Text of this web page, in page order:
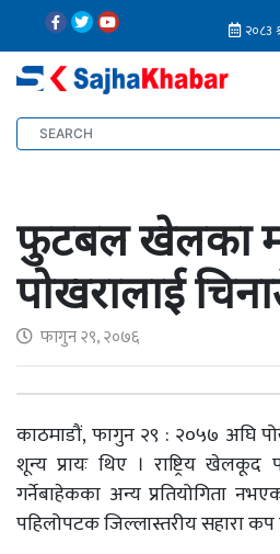
फुटबल खेलका
पोखरालाई
फागुन २९, २०७६
काठमाडौं, फागुन २९ : २०५७ अघि
शून्य प्रायः थिए । राष्ट्रिय
गर्नेबाहेकका अन्य प्रतियोगिता
पहिलोपटक जिल्लास्तरीय सहारा